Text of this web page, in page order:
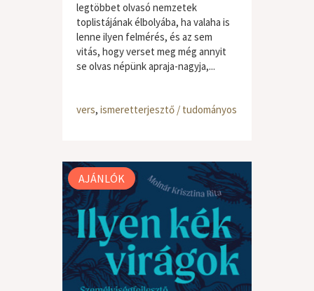
legtöbbet olvasó nemzetek
toplistájának élbolyába, ha valaha is
lenne ilyen felmérés, és az sem
vitás, hogy verset meg még annyit
se olvas népünk apraja-nagyja,...
vers, ismeretterjesztő / tudományos
AJÁNLÓK